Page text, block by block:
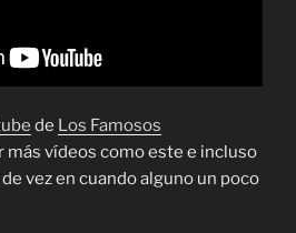
de Los Famosos
más vídeos como este e incluso
vez en cuando alguno un poco